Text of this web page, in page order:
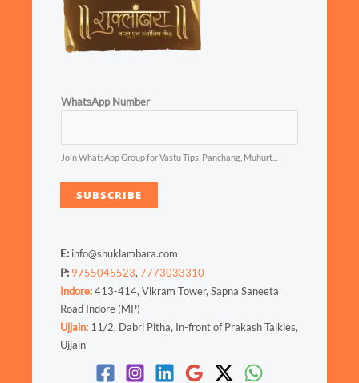
WhatsApp Number
Join WhatsApp Group for Vastu Tips, Panchang, Muhurt...
SUBSCRIBE
E: info@shuklambara.com
P: 9755045523, 7773033310
Indore:413-414, Vikram Tower, Sapna Saneeta
Road Indore (MP)
Ujjain: 11/2, Dabri Pitha, In-front of Prakash Talkies,
Ujjain